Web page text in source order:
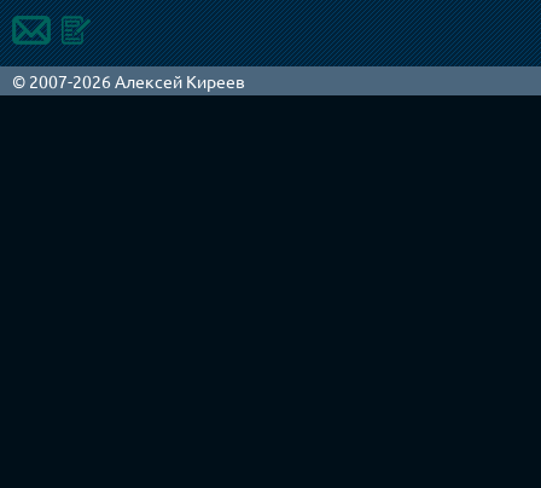
© 2007-2026 Алексей Киреев